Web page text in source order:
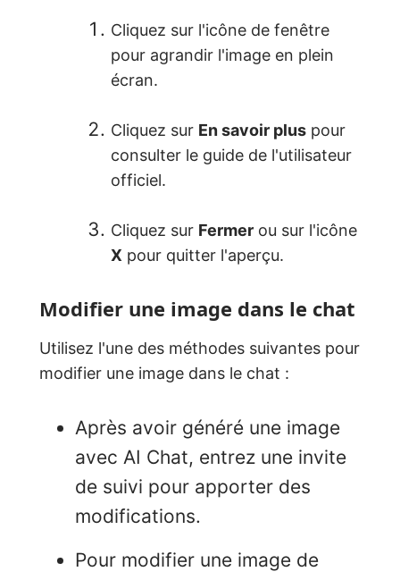
Cliquez sur l'icône de fenêtre
pour agrandir l'image en plein
écran.
Cliquez sur En savoir plus pour
consulter le guide de l'utilisateur
officiel.
Cliquez sur Fermer ou sur l'icône
X pour quitter l'aperçu.
Modifier une image dans le chat
Utilisez l'une des méthodes suivantes pour
modifier une image dans le chat :
Après avoir généré une image
avec AI Chat, entrez une invite
de suivi pour apporter des
modifications.
Pour modifier une image de